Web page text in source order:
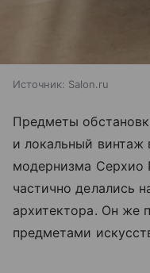
Источник: Salon.ru
Предметы
и локальный винтаж
модернизма Серхио
частично делались
архитектора. Он же
предметами